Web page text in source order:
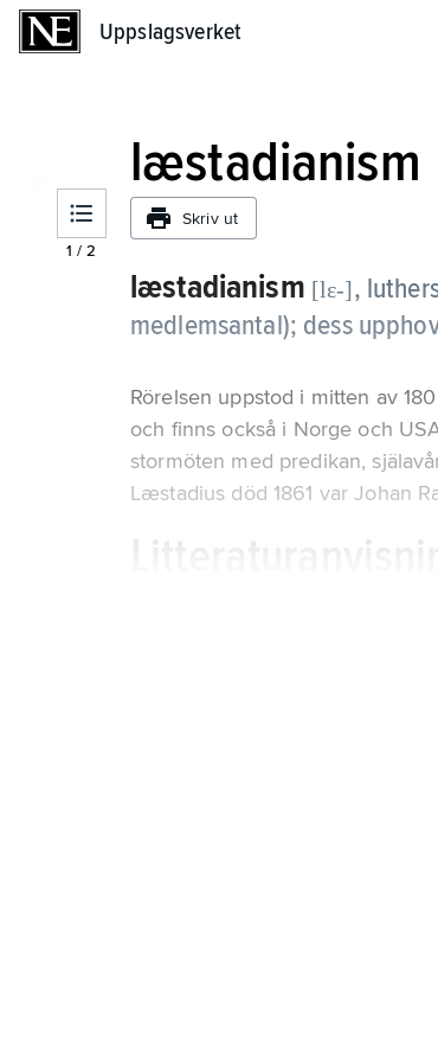
Uppslagsverket
1 /2
læstadianism
Skriv ut
læstadianism [lɛ-],
medlemsantal); dess
Rörelsen uppstod i mitten av
och finns också i Norge och
stormöten med predikan,
Læstadius död 1861 var Johan